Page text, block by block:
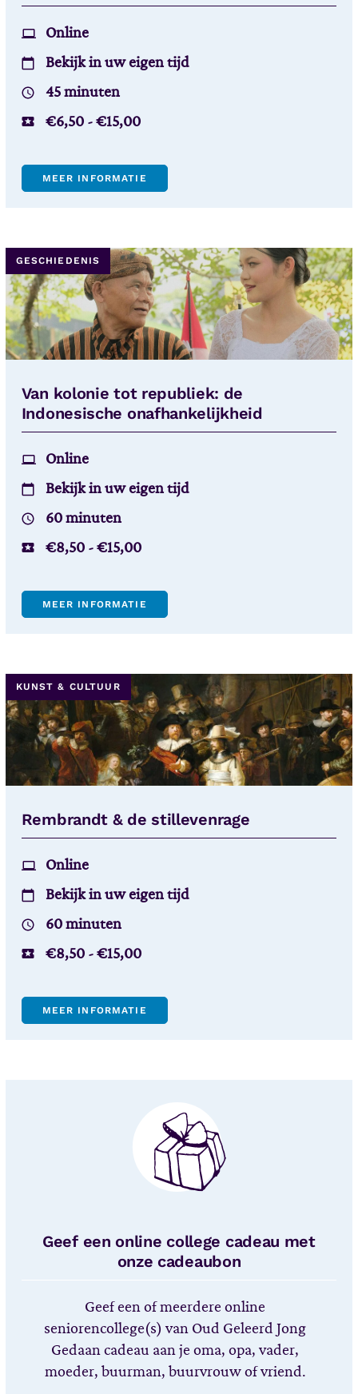
Online
Bekijk in uw eigen tijd
45 minuten
€6,50 - €15,00
MEER INFORMATIE
GESCHIEDENIS
Van kolonie tot republiek: de
Indonesische onafhankelijkheid
Online
Bekijk in uw eigen tijd
60 minuten
€8,50 - €15,00
MEER INFORMATIE
KUNST & CULTUUR
Rembrandt & de stillevenrage
Online
Bekijk in uw eigen tijd
60 minuten
€8,50 - €15,00
MEER INFORMATIE
Geef een online college cadeau met
onze cadeaubon
Geef een of meerdere online
seniorencollege(s) van Oud Geleerd Jong
Gedaan cadeau aan je oma, opa, vader,
moeder, buurman, buurvrouw of vriend.